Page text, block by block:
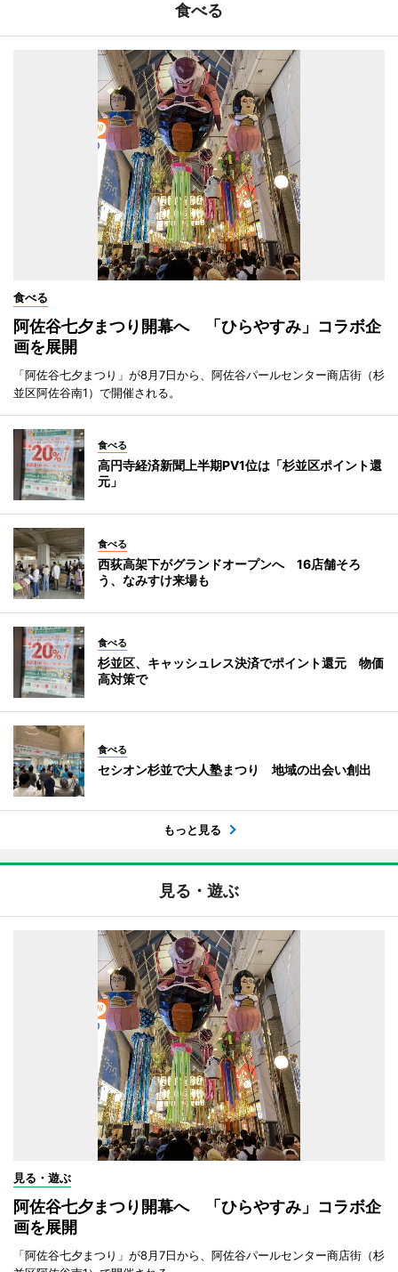
食べる
食べる
阿佐谷七夕まつり開幕へ 「ひらやすみ」コラボ企
画を展開
「阿佐谷七夕まつり」が8月7日から、阿佐谷パールセンター商店街（杉
並区阿佐谷南1）で開催される。
食べる
高円寺経済新聞上半期PV1位は「杉並区ポイント還
元」
食べる
西荻高架下がグランドオープンへ 16店舗そろ
う、なみすけ来場も
食べる
杉並区、キャッシュレス決済でポイント還元 物価
高対策で
食べる
セシオン杉並で大人塾まつり 地域の出会い創出
もっと見る
見る・遊ぶ
見る・遊ぶ
阿佐谷七夕まつり開幕へ 「ひらやすみ」コラボ企
画を展開
「阿佐谷七夕まつり」が8月7日から、阿佐谷パールセンター商店街（杉